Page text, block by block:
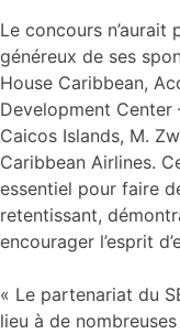
Le concours n’aurait
généreux de ses
House Caribbean,
Development Center
Caicos Islands, M.
Caribbean Airlines.
essentiel pour faire
retentissant,
encourager l’esprit
« Le partenariat du
lieu à de